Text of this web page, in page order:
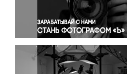
Правосудие
Происшествия и конфликты
Религия
Светская жизнь
Спорт
Экология